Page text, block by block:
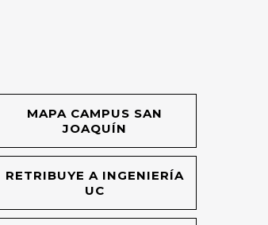
MAPA CAMPUS SAN
JOAQUÍN
RETRIBUYE A INGENIERÍA
UC